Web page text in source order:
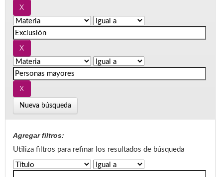
Nueva búsqueda
Agregar filtros:
Utiliza filtros para refinar los resultados de búsqueda